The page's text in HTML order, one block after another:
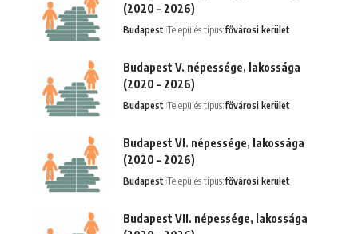
(2020 – 2026)
Budapest Település típus:fővárosi kerület
Budapest V. népessége, lakossága
(2020 – 2026)
Budapest Település típus:fővárosi kerület
Budapest VI. népessége, lakossága
(2020 – 2026)
Budapest Település típus:fővárosi kerület
Budapest VII. népessége, lakossága